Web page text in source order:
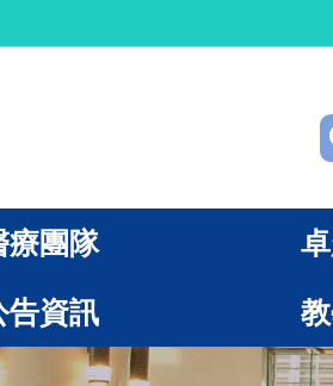
療團隊
告資訊